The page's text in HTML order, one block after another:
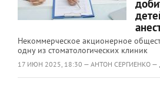
Некоммерческое акционерное
одну из стоматологических клиник
17 ИЮН 2025, 18:30 — АНТОН СЕРГИЕНКО —